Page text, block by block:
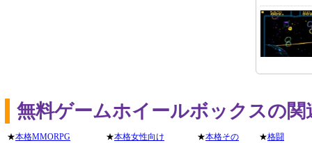
無料ゲームホイールボックスの
★本格MMORPG ★本格女性向け ★本格その
★格闘